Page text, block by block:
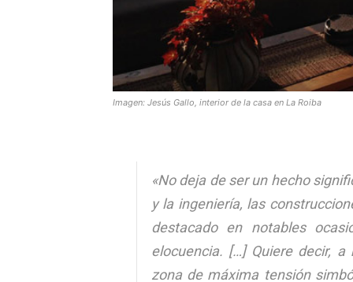
Imagen: Jesús Gallo, interior de la casa en La Roiba
«No deja de ser un hecho
y la ingeniería, las
destacado en notables
elocuencia. […] Quiere decir,
zona de máxima tensión